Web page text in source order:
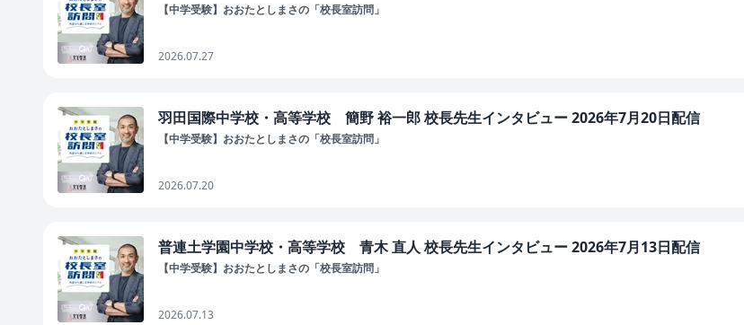
【中学受験】おおたとしまさの「校長室訪問」
2026.07.27
羽田国際中学校・高等学校 簡野 裕一郎 校長先生インタビュー 2026年7月20日配信
【中学受験】おおたとしまさの「校長室訪問」
2026.07.20
普連土学園中学校・高等学校 青木 直人 校長先生インタビュー 2026年7月13日配信
【中学受験】おおたとしまさの「校長室訪問」
2026.07.13